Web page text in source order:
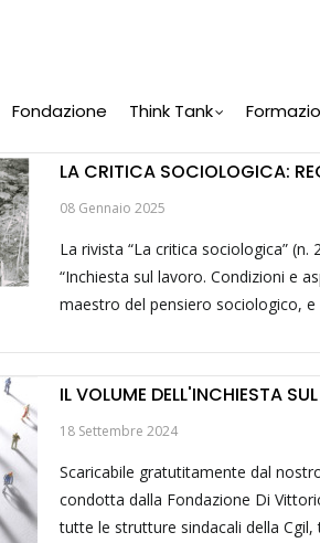
Navigation
Fondazione Think Tank
LA CRITICA SOCIOLOGICA:
08 Gennaio 2025
La rivista “La critica sociologica”
“Inchiesta sul lavoro. Condizioni e
maestro del pensiero sociologico,
IL VOLUME DELL'INCHIESTA
18 Settembre 2024
Scaricabile gratutitamente dal
condotta dalla Fondazione Di
tutte le strutture sindacali della Cgil,